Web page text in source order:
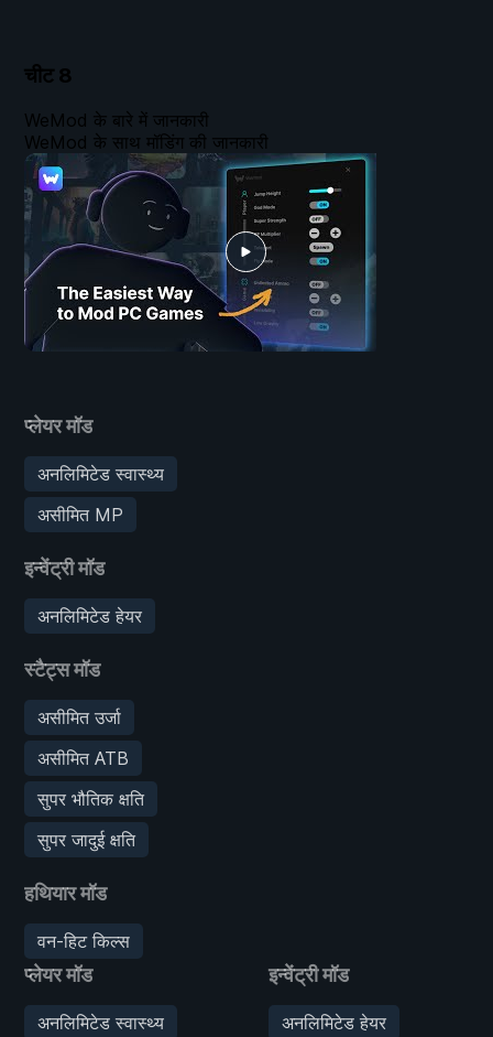
चीट 8
प्लेयर मॉड
अनलिमिटेड स्वास्थ्य
असीमित MP
इन्वेंट्री मॉड
अनलिमिटेड हेयर
स्टैट्स मॉड
असीमित उर्जा
असीमित ATB
सुपर भौतिक क्षति
सुपर जादुई क्षति
हथियार मॉड
वन-हिट किल्स
प्लेयर मॉड
अनलिमिटेड स्वास्थ्य
इन्वेंट्री मॉड
अनलिमिटेड हेयर
WeMod के बारे में जानकारी
WeMod के साथ मॉडिंग की जानकारी